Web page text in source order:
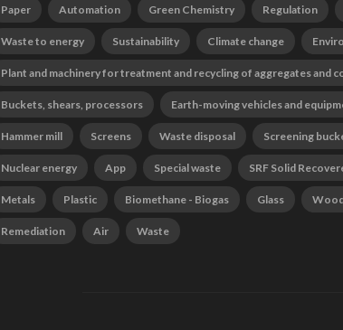
Paper Automation Green Chemistry Regulation
Waste to energy Sustainability Climate change
Plant and machinery for treatment and recycling of aggregates and
Buckets, shears, processors Earth-moving vehicles and
Hammer mill Screens Waste disposal Screening
Nuclear energy App Special waste SRF Solid
Metals Plastic Biomethane - Biogas Glass
Remediation Air Waste